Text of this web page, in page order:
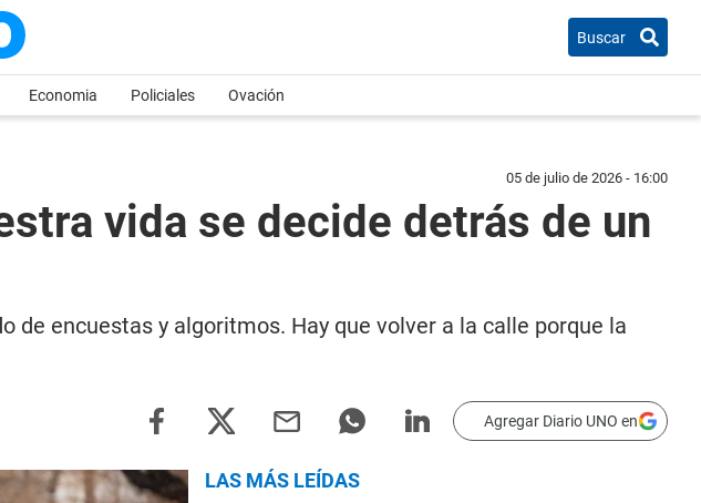
Buscar
Economia Policiales Ovación
05 de julio de 2026 - 16:00
vida se decide detrás de un
encuestas y algoritmos. Hay que volver a la calle porque la
Agregar Diario UNO en
LAS MÁS LEÍDAS